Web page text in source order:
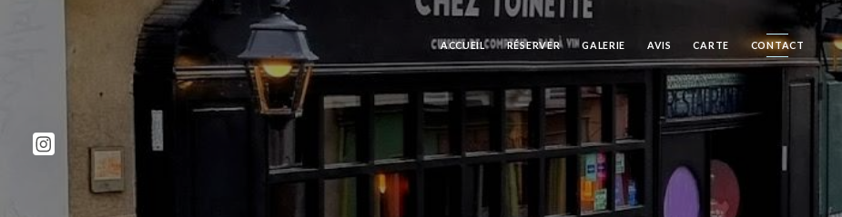
ACCUEIL RÉSERVER GALERIE AVIS CARTE CONTACT